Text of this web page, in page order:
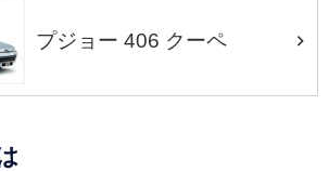
プジョー 406 クーペ